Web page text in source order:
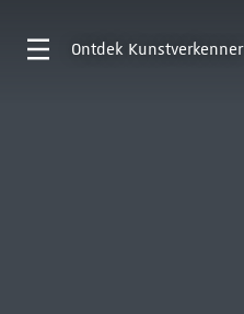
Ontdek Kunstverkenner